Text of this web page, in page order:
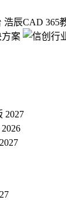
浩辰CAD 365
2027